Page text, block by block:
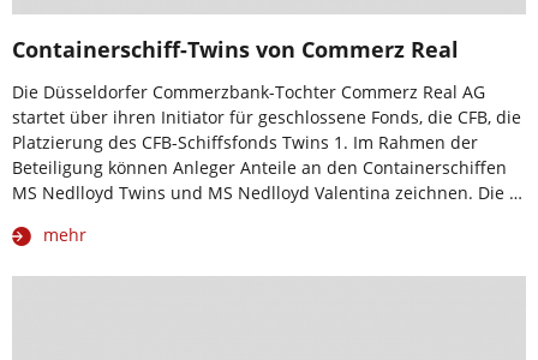
Containerschiff-Twins von Commerz Real
Die Düsseldorfer Commerzbank-Tochter Commerz Real AG
startet über ihren Initiator für geschlossene Fonds, die CFB, die
Platzierung des CFB-Schiffsfonds Twins 1. Im Rahmen der
Beteiligung können Anleger Anteile an den Containerschiffen
MS Nedlloyd Twins und MS Nedlloyd Valentina zeichnen. Die …
mehr